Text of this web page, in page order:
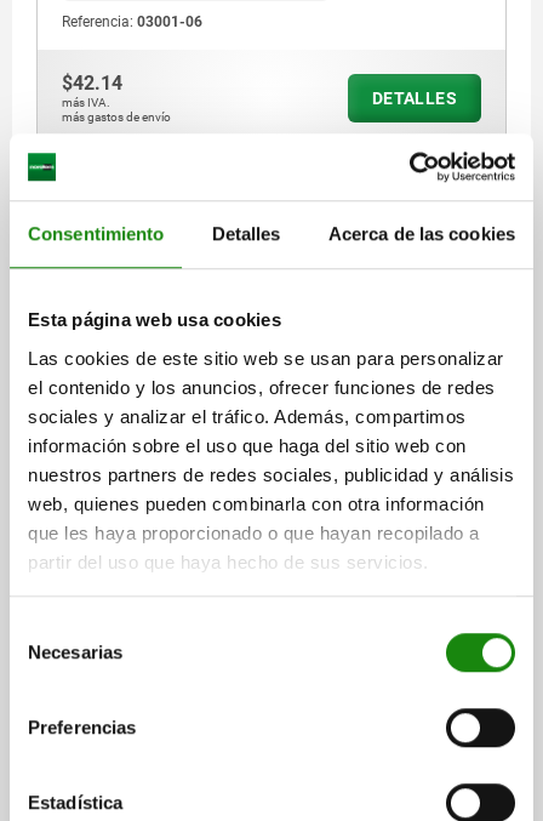
Consentimiento Detalles Acerca de las cookies
Esta página web usa cookies
Las cookies de este sitio web se usan para personalizar
el contenido y los anuncios, ofrecer funciones de redes
sociales y analizar el tráfico. Además, compartimos
información sobre el uso que haga del sitio web con
nuestros partners de redes sociales, publicidad y análisis
web, quienes pueden combinarla con otra información
que les haya proporcionado o que hayan recopilado a
partir del uso que haya hecho de sus servicios.
Necesarias
Preferencias
Estadística
Referencia: 03001-06
$42.14
más IVA.
más gastos de envío
DETALLES
PIEZA PRESIÓN CON RESORTE DEL MUELLE
ESTÁNDAR, CON SEGURO ROSCADO D=M08 L=16,
ACERO, BRUÑIDO, COMP:BOLA DE ACERO
ROSCA=M8 LONGITUD=16 D1=5 CARRERA=1,5 L1=8
N=1,2
FUERZA DEL MUELLE INICIAL F1 APROX. N=15
FUERZA DEL MUELLE FINAL F2 APROX. N=30
PAR DE APRIETE APROX. NM=1,09
más IVA.
más gastos de envío
DETALLES
03001 SF